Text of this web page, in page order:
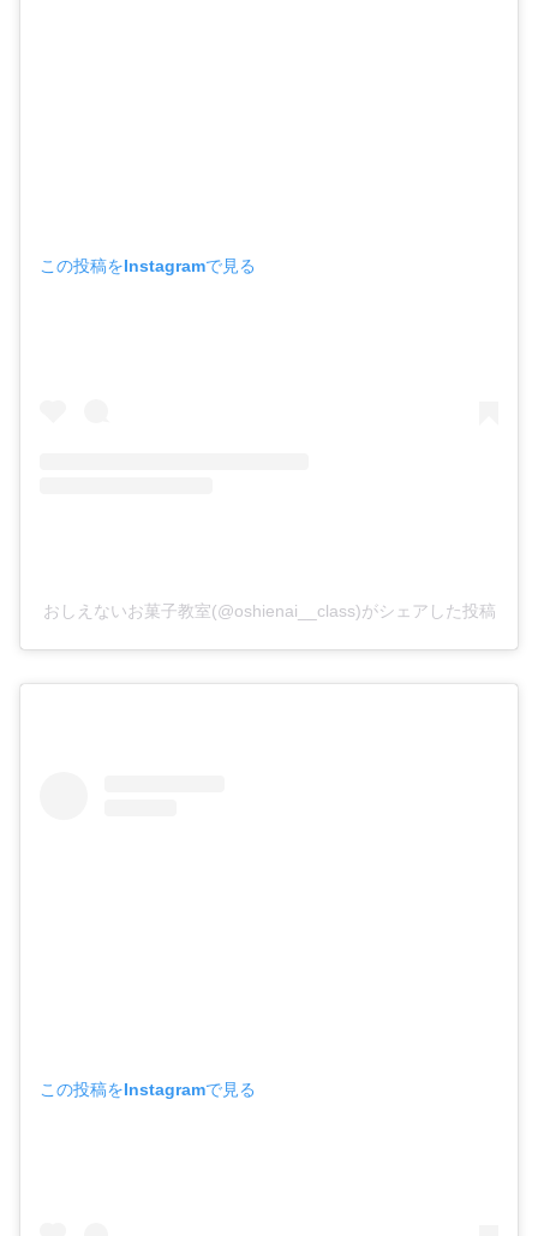
この投稿をInstagramで見る
おしえないお菓子教室(@oshienai__class)がシェアした投稿
この投稿をInstagramで見る